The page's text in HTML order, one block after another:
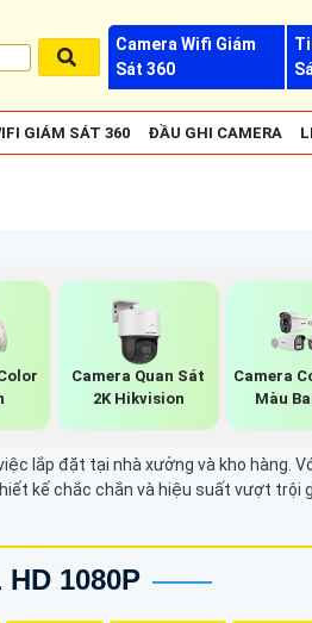
Camera Wifi Giám
Sát 360
GIÁM SÁT 360 ĐẦU GHI CAMERA
Camera Quan Sát
2K Hikvision
Camera
Màu
lắp đặt tại nhà xưởng và kho hàng.
kế chắc chắn và hiệu suất vượt trội
1080P